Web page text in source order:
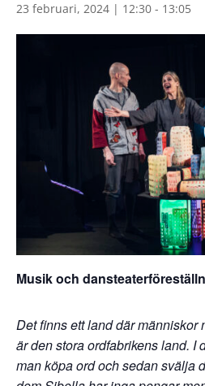
23 februari, 2024 | 12:30 - 13:05
Musik och
Det finns ett land där människor
är den stora ordfabrikens land. I
man köpa ord och sedan svälja